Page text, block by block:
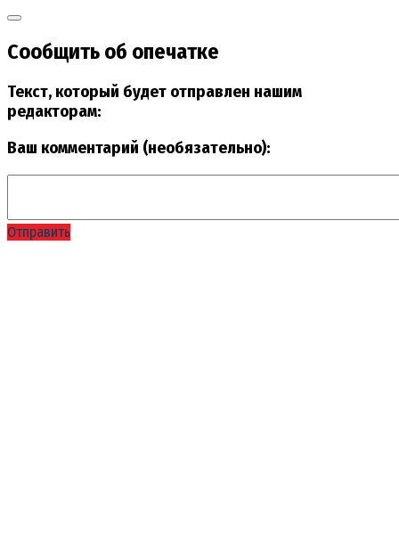
Сообщить об опечатке
Текст, который будет отправлен нашим
редакторам:
Ваш комментарий (необязательно):
Отправить